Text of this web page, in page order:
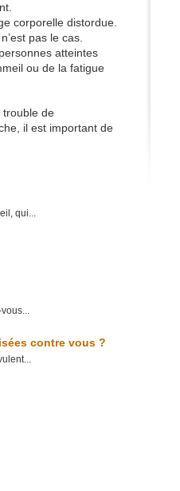
corporelle distordue.
pas le cas.
atteintes
ou de la fatigue
trouble de
il est important de
qui...
contre vous ?